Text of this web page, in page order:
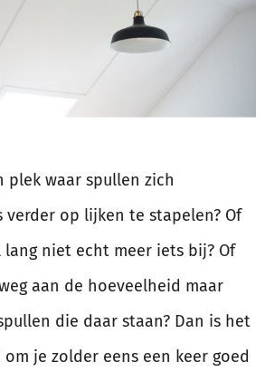
plek waar spullen zich
verder op lijken te stapelen? Of
lang niet echt meer iets bij? Of
aan de hoeveelheid maar
die daar staan? Dan is het
je zolder eens een keer goed